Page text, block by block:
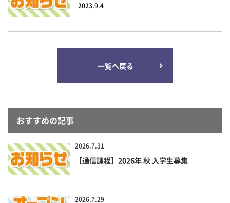
2023.9.4
一覧へ戻る
おすすめの記事
2026.7.31
【通信課程】2026年 秋 入学生募集
2026.7.29